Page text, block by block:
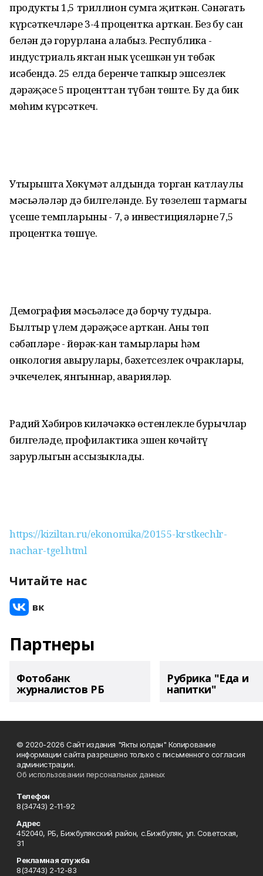
продукты 1,5 триллион сумга җиткән. Сәнәгать
күрсәткечләре 3-4 процентка арткан. Без бу сан
белән дә горурлана алабыз. Республика -
индустриаль яктан нык үсешкән ун төбәк
исәбендә. 25 елда беренче тапкыр эшсезлек
дәрәҗәсе 5 проценттан түбән төште. Бу да бик
мөһим күрсәткеч.
Утырышта Хөкүмәт алдында торган катлаулы
мәсьәләләр дә билгеләнде. Бу төзелеш тармагы
үсеше темпларының - 7, ә инвестицияләрнең 7,5
процентка төшүе.
Демография мәсьәләсе дә борчу тудыра.
Былтыр үлем дәрәҗәсе арткан. Аның төп
сәбәпләре - йөрәк-кан тамырлары һәм
онкология авырулары, бәхетсезлек очраклары,
эчкечелек, янгыннар, аварияләр.
Радий Хәбиров киләчәккә өстенлекле бурычлар
билгеләде, профилактика эшен көчәйтү
зарурлыгын ассызыклады.
https://kiziltan.ru/ekonomika/20155-krstkechlr-
nachar-tgel.html
Читайте нас
Партнеры
Фотобанк
журналистов РБ
Рубрика "Еда и
напитки"
© 2020-2026 Сайт издания "Якты юлдан" Копирование
информации сайта разрешено только с письменного согласия
администрации.
Об использовании персональных данных
Телефон
8(34743) 2-11-92
Адрес
452040, РБ, Бижбулякский район, с.Бижбуляк, ул. Советская,
31
Рекламная служба
8(34743) 2-12-83